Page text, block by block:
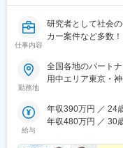
仕事内容
研究者として社会
カー案件など多数！
勤務地
全国各地のパート
用中エリア東京・
プロジェクトを用
す。※U・Iターン歓
助）＼NEW！エリ
給与
年収390万円 ／ 24
年収480万円 ／ 30